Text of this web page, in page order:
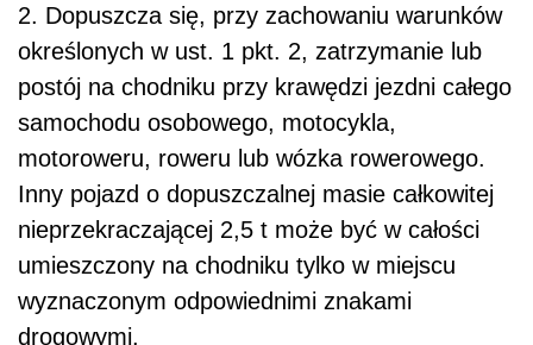
2. Dopuszcza się, przy zachowaniu warunków
określonych w ust. 1 pkt. 2, zatrzymanie lub
postój na chodniku przy krawędzi jezdni całego
samochodu osobowego, motocykla,
motoroweru, roweru lub wózka rowerowego.
Inny pojazd o dopuszczalnej masie całkowitej
nieprzekraczającej 2,5 t może być w całości
umieszczony na chodniku tylko w miejscu
wyznaczonym odpowiednimi znakami
drogowymi.